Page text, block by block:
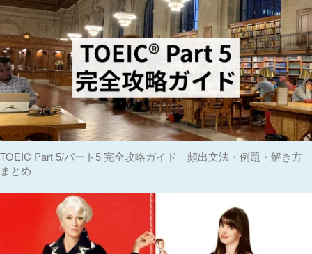
TOEIC Part 5/パート5 完全攻略ガイド｜頻出文法・例題・解き方
まとめ